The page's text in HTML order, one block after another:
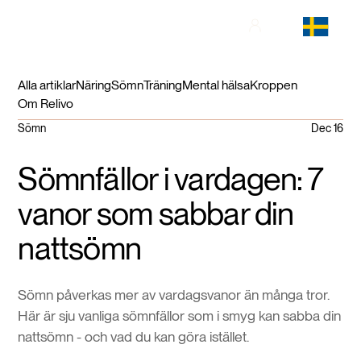
Alla artiklarNäringSömnTräningMental hälsaKroppen
Om Relivo
Sömn Dec 16
Sömnfällor i vardagen: 7
vanor som sabbar din
nattsömn
Sömn påverkas mer av vardagsvanor än många tror.
Här är sju vanliga sömnfällor som i smyg kan sabba din
nattsömn - och vad du kan göra istället.